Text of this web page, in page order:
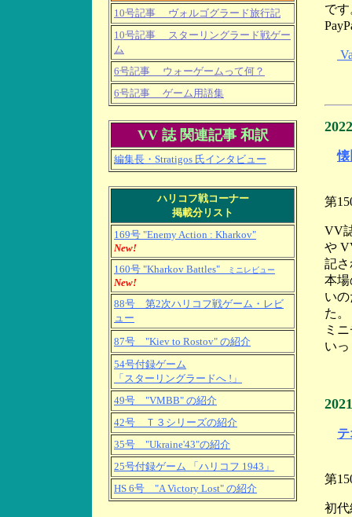
10号記事 ヴォルゴグラード旅行記
10号記事 スターリングラード戦ゲー
ム
6号記事 ウォーゲームって何？
6号記事 ゲーム用語集
VV 誌 関連記事 和訳
編集長・Stratigos 氏インタビュー
ハリコフ戦コーナー
掲載分リスト
169号 "Enemy Action : Kharkov"
New!
160号 "Kharkov Battles" ミニレビュー
New!
88号 第2次ハリコフ戦ゲーム・レビ
ュー
87号 "Kiev to Rostov" の紹介
54号付録ゲーム
「スターリングラードへ !」
49号 "VMBB" の紹介
42号 Ｔ３シリーズの紹介
35号 "Ukraine'43"の紹介
25号付録ゲーム 「ハリコフ 1943」
HS 6号 "A Victory Lost" の紹介
で
懐
第
VV
や
記
本
い
た
ミ
い
第
初